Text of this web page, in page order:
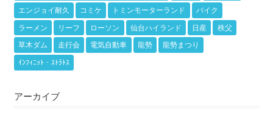
エンジョイ耐久 コミケ トミンモーターランド バイク
ラーメン リーフ ローソン 仙台ハイランド 日産 秩父
草木ダム 走行会 電気自動車 龍勢 龍勢まつり
ｲﾝﾌｨﾆｯﾄ・ｽﾄﾗﾄｽ
アーカイブ